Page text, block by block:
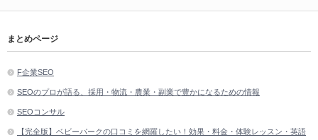
まとめページ
F企業SEO
SEOのプロが語る、採用・物流・農業・副業で豊かになるための情報
SEOコンサル
【完全版】ベビーパークの口コミを網羅したい！効果・料金・体験レッスン・英語